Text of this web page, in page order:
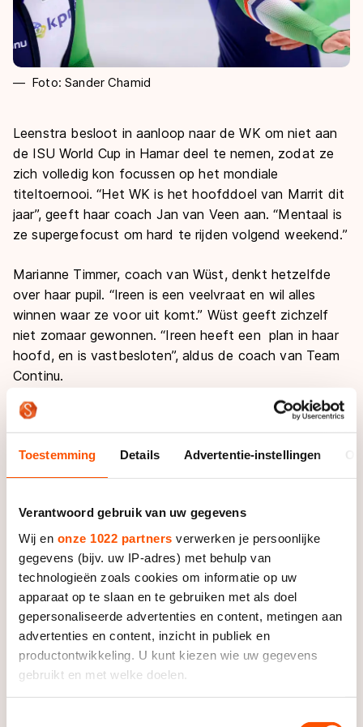
Toestemming Details Advertentie-instellingen
Verantwoord gebruik van uw gegevens
Wij en onze 1022 partners verwerken je persoonlijke
gegevens (bijv. uw IP-adres) met behulp van
technologieën zoals cookies om informatie op uw
apparaat op te slaan en te gebruiken met als doel
gepersonaliseerde advertenties en content, metingen aan
advertenties en content, inzicht in publiek en
productontwikkeling. U kunt kiezen wie uw gegevens
gebruikt en met welke doelen.
Foto: Sander Chamid
Leenstra besloot in aanloop naar de WK om niet aan
de ISU World Cup in Hamar deel te nemen, zodat ze
zich volledig kon focussen op het mondiale
titeltoernooi. “Het WK is het hoofddoel van Marrit dit
jaar”, geeft haar coach Jan van Veen aan. “Mentaal is
ze supergefocust om hard te rijden volgend weekend.”
Marianne Timmer, coach van Wüst, denkt hetzelfde
over haar pupil. “Ireen is een veelvraat en wil alles
winnen waar ze voor uit komt.” Wüst geeft zichzelf
niet zomaar gewonnen. “Ireen heeft een plan in haar
hoofd, en is vastbesloten”, aldus de coach van Team
Continu.
De strijd tussen de twee dames zal spannend gaan
worden. Van Veen is duidelijk over de kwaliteiten van
zijn rijdster. “Marrit is gewoon een goede
middenafstandsrijdster. Niet met een hele scherpe
goede laatste ronde.”
Wüst doet daar echter niet voor onder volgens
Timmer. “Ireen is een absolute topper in haar doen en
laten en is altijd gefocust op de training. Ze is hard
voor zichzelf en wil met alles het beste uit zichzelf
halen.”
Dit kan echter ook haar valkuil zijn. “Soms is een pas
op de plaats maken beter en is rust op z’n tijd goed.”